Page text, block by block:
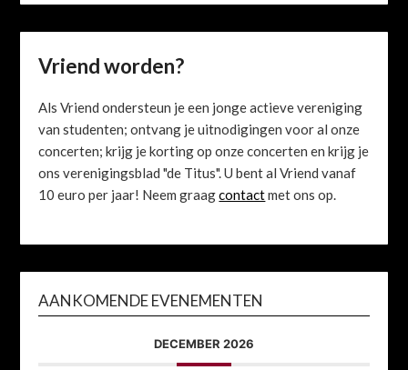
Vriend worden?
Als Vriend ondersteun je een jonge actieve vereniging
van studenten; ontvang je uitnodigingen voor al onze
concerten; krijg je korting op onze concerten en krijg je
ons verenigingsblad "de Titus". U bent al Vriend vanaf
10 euro per jaar! Neem graagcontactmet ons op.
AANKOMENDE EVENEMENTEN
DECEMBER 2026